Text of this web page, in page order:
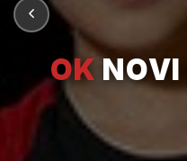
OK NOVI